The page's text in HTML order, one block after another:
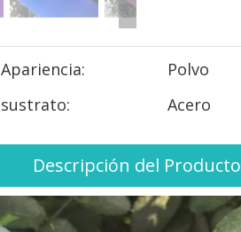
Apariencia: Polvo
sustrato: Acero
Descripción del Producto